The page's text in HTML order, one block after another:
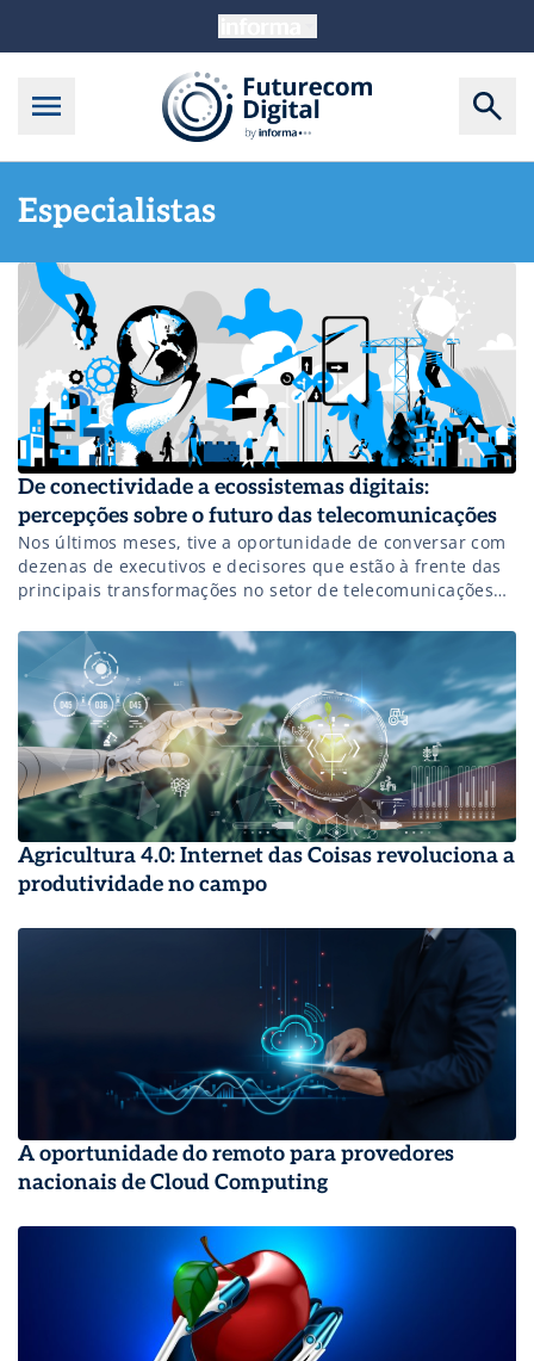
Especialistas
De conectividade a ecossistemas digitais:
percepções sobre o futuro das telecomunicações
Nos últimos meses, tive a oportunidade de conversar com
dezenas de executivos e decisores que estão à frente das
principais transformações no setor de telecomunicações
operação diária quanto a responsabilidade de enxergar o
futuro. Dessas trocas surgiram percepções importantes
sobre onde estamos e para onde […]
Agricultura 4.0: Internet das Coisas revoluciona a
produtividade no campo
A oportunidade do remoto para provedores
nacionais de Cloud Computing